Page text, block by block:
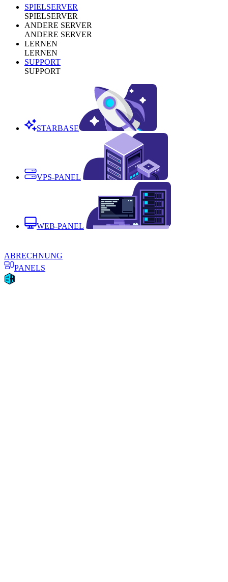
SPIELSERVER
SPIELSERVER
ANDERE SERVER
ANDERE SERVER
LERNEN
LERNEN
SUPPORT
SUPPORT
STARBASE
VPS-PANEL
WEB-PANEL
ABRECHNUNG
PANELS